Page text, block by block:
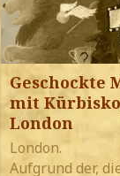
Geschockte
mit
London
London.
Aufgrund der,